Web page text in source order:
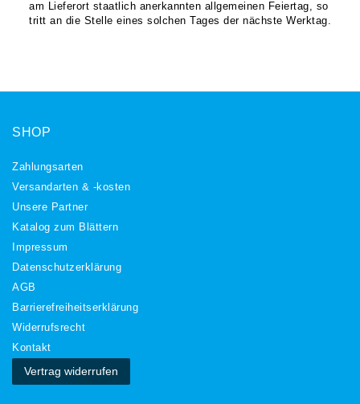
am Lieferort staatlich anerkannten allgemeinen Feiertag, so
tritt an die Stelle eines solchen Tages der nächste Werktag.
SHOP
Zahlungsarten
Versandarten & -kosten
Unsere Partner
Katalog zum Blättern
Impressum
Daten­schutz­erklärung
AGB
Barrierefreiheitserklärung
Widerrufs­recht
Kontakt
Vertrag widerrufen